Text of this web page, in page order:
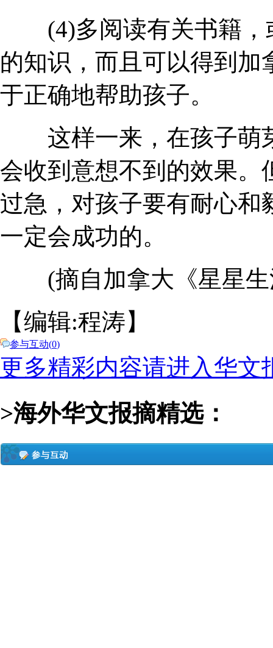
(4)多阅读有关书籍，
的知识，而且可以得到
于正确地帮助孩子。
这样一来，在孩子萌
会收到意想不到的效果。
过急，对孩子要有耐心和
一定会成功的。
(摘自加拿大《星星生
【编辑:程涛】
参与互动(0)
更多精彩内容请进入华文
>海外华文报摘精选：